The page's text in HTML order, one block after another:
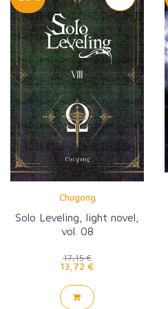
Chugong
Solo Leveling, light novel,
vol. 08
17,15 €
13,72 €